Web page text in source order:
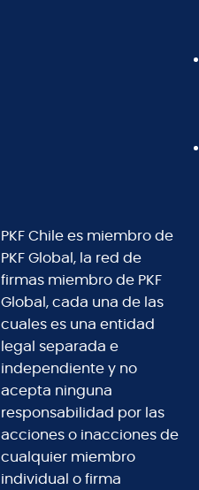
PKF Chile es miembro de
PKF Global, la red de
firmas miembro de PKF
Global, cada una de las
cuales es una entidad
legal separada e
independiente y no
acepta ninguna
responsabilidad por las
acciones o inacciones de
cualquier miembro
individual o firma